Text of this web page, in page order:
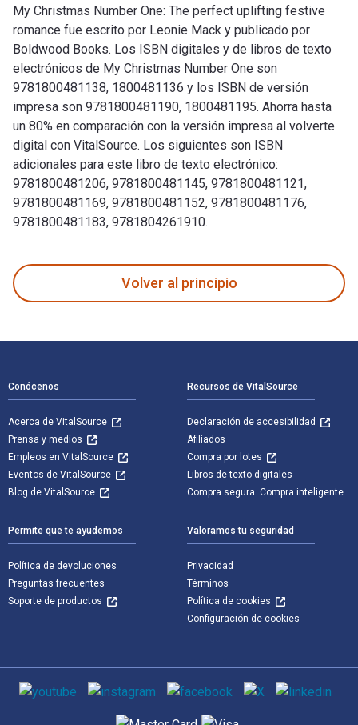
My Christmas Number One: The perfect uplifting festive
romance fue escrito por Leonie Mack y publicado por
Boldwood Books. Los ISBN digitales y de libros de texto
electrónicos de My Christmas Number One son
9781800481138, 1800481136 y los ISBN de versión
impresa son 9781800481190, 1800481195. Ahorra hasta
un 80% en comparación con la versión impresa al volverte
digital con VitalSource. Los siguientes son ISBN
adicionales para este libro de texto electrónico:
9781800481206, 9781800481145, 9781800481121,
9781800481169, 9781800481152, 9781800481176,
9781800481183, 9781804261910.
Volver al principio
Conócenos
Acerca de VitalSource
Prensa y medios
Empleos en VitalSource
Eventos de VitalSource
Blog de VitalSource
Recursos de VitalSource
Declaración de accesibilidad
Afiliados
Compra por lotes
Libros de texto digitales
Compra segura. Compra inteligente
Permite que te ayudemos
Política de devoluciones
Preguntas frecuentes
Soporte de productos
Valoramos tu seguridad
Privacidad
Términos
Política de cookies
Configuración de cookies
Medios de comunicación social